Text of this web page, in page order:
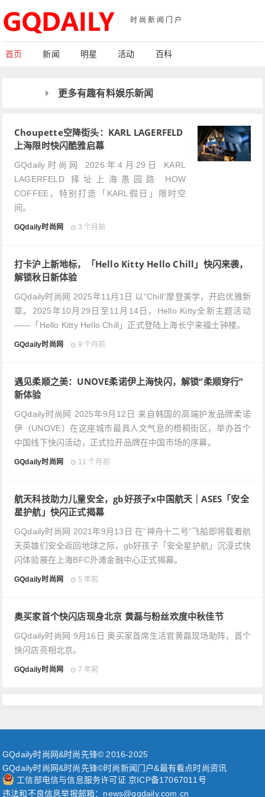
时尚新闻门户
首页 新闻 明星 活动 百科
更多有趣有料娱乐新闻
Choupette空降街头：KARL LAGERFELD
上海限时快闪酷雅启幕
GQdaily时尚网 2026年4月29日 KARL
LAGERFELD 择址上海愚园路 HOW
COFFEE，特别打造「KARL假日」限时空
间。
GQdaily时尚网 3 个月前
打卡沪上新地标，「Hello Kitty Hello Chill」快闪来袭，
解锁秋日新体验
GQdaily时尚网 2025年11月1日 以“Chill”摩登美学，开启优雅新
章。2025年10月29日至11月14日，Hello Kitty全新主题活动
——「Hello Kitty Hello Chill」正式登陆上海长宁来福士钟楼。
GQdaily时尚网 9 个月前
遇见柔顺之美：UNOVE柔诺伊上海快闪，解锁“柔顺穿行”
新体验
GQdaily时尚网 2025年9月12日 来自韩国的高端护发品牌柔诺
伊（UNOVE）在这座城市最具人文气息的梧桐街区，举办首个
中国线下快闪活动，正式拉开品牌在中国市场的序幕。
GQdaily时尚网 11 个月前
​航天科技助力儿童安全，gb好孩子x中国航天｜ASES「安全
星护航」快闪正式揭幕
GQdaily时尚网 2021年9月13日 在“神舟十二号”飞船即将载着航
天英雄们安全返回地球之际，gb好孩子「安全星护航」沉浸式快
闪体验展在上海BFC外滩金融中心正式揭幕。
GQdaily时尚网 5 年前
奥买家首个快闪店现身北京 黄磊与粉丝欢度中秋佳节
GQdaily时尚网 9月16日 奥买家首席生活官黄磊现场助阵，首个
快闪店亮相北京。
GQdaily时尚网 7 年前
GQdaily时尚网&时尚先锋© 2016-2025
GQdaily时尚网&时尚先锋©时尚新闻门户&最有看点时尚资讯
工信部电信与信息服务许可证 京ICP备17067011号
违法和不良信息举报邮箱：news@gqdaily.com.cn